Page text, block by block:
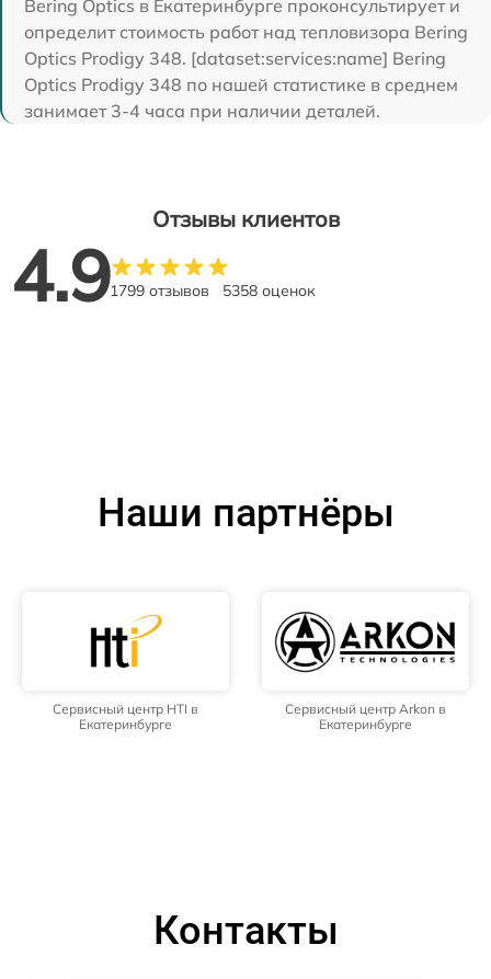
Bering Optics в Екатеринбурге проконсультирует и
определит стоимость работ над тепловизора Bering
Optics Prodigy 348. [dataset:services:name] Bering
Optics Prodigy 348 по нашей статистике в среднем
занимает 3-4 часа при наличии деталей.
Отзывы клиентов
4.91799 отзывов 5358 оценок
Наши партнёры
Сервисный центр HTI в
Екатеринбурге
Сервисный центр Arkon в
Екатеринбурге
Контакты